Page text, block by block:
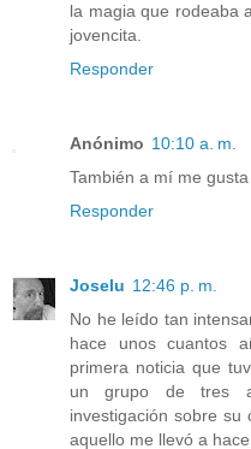
la magia que rodeaba
jovencita.
Responder
Anónimo 10:10 a. m.
También a mí me
Responder
Joselu 12:46 p. m.
No he leído tan
hace unos cuantos
primera noticia que
un grupo de tres
investigación sobre
aquello me llevó a